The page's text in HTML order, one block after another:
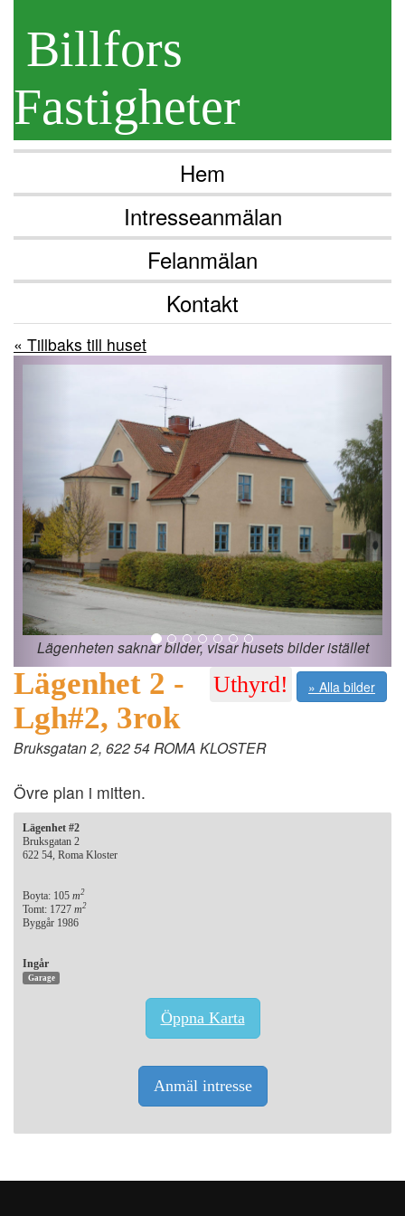
Billfors
Fastigheter
Hem
Intresseanmälan
Felanmälan
Kontakt
« Tillbaks till huset
Lägenheten saknar bilder, visar husets bilder istället
» Alla bilder
Uthyrd!
Lägenhet 2 -
Lgh#2, 3rok
Bruksgatan 2, 622 54 ROMA KLOSTER
Övre plan i mitten.
Lägenhet #2
Bruksgatan 2
622 54, Roma Kloster
Boyta: 105 m 2
Tomt: 1727 m 2
Byggår 1986
Ingår
Garage
Öppna Karta
Anmäl intresse